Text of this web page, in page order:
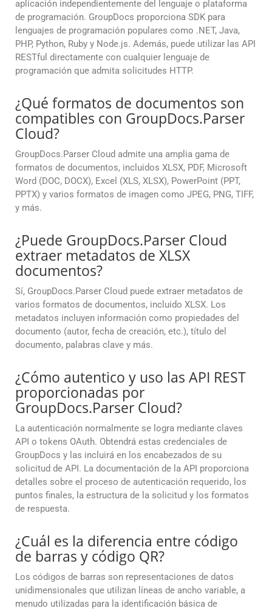
aplicación independientemente del lenguaje o plataforma
de programación. GroupDocs proporciona SDK para
lenguajes de programación populares como .NET, Java,
PHP, Python, Ruby y Node.js. Además, puede utilizar las API
RESTful directamente con cualquier lenguaje de
programación que admita solicitudes HTTP.
¿Qué formatos de documentos son
compatibles con GroupDocs.Parser
Cloud?
GroupDocs.Parser Cloud admite una amplia gama de
formatos de documentos, incluidos XLSX, PDF, Microsoft
Word (DOC, DOCX), Excel (XLS, XLSX), PowerPoint (PPT,
PPTX) y varios formatos de imagen como JPEG, PNG, TIFF,
y más.
¿Puede GroupDocs.Parser Cloud
extraer metadatos de XLSX
documentos?
Sí, GroupDocs.Parser Cloud puede extraer metadatos de
varios formatos de documentos, incluido XLSX. Los
metadatos incluyen información como propiedades del
documento (autor, fecha de creación, etc.), título del
documento, palabras clave y más.
¿Cómo autentico y uso las API REST
proporcionadas por
GroupDocs.Parser Cloud?
La autenticación normalmente se logra mediante claves
API o tokens OAuth. Obtendrá estas credenciales de
GroupDocs y las incluirá en los encabezados de su
solicitud de API. La documentación de la API proporciona
detalles sobre el proceso de autenticación requerido, los
puntos finales, la estructura de la solicitud y los formatos
de respuesta.
¿Cuál es la diferencia entre código
de barras y código QR?
Los códigos de barras son representaciones de datos
unidimensionales que utilizan líneas de ancho variable, a
menudo utilizadas para la identificación básica de